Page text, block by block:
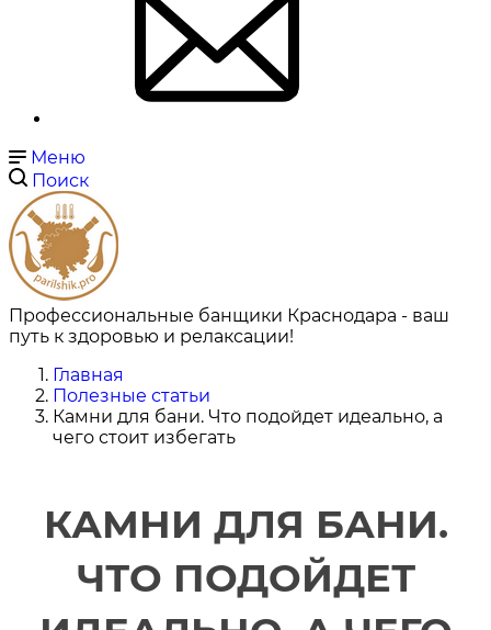
Меню
Поиск
Профессиональные банщики Краснодара - ваш
путь к здоровью и релаксации!
Главная
Полезные статьи
Камни для бани. Что подойдет идеально, а
чего стоит избегать
КАМНИ ДЛЯ БАНИ.
ЧТО ПОДОЙДЕТ